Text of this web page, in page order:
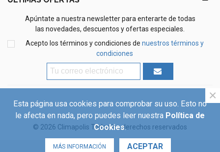
Apúntate a nuestra newsletter para enterarte de todas
las novedades, descuentos y ofertas especiales.
Acepto los términos y condiciones de nuestros términos y
condiciones
© 2026 Climapolis Todos los derechos reservados
Esta página usa cookies para comprobar su uso. Esto no
le afecta en nada, pero puedes leer nuestra Política de
Cookies.
MÁS INFORMACIÓN ACEPTAR
×